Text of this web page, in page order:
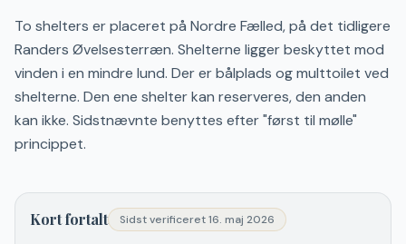
To shelters er placeret på Nordre Fælled, på det tidligere
Randers Øvelsesterræn. Shelterne ligger beskyttet mod
vinden i en mindre lund. Der er bålplads og multtoilet ved
shelterne. Den ene shelter kan reserveres, den anden
kan ikke. Sidstnævnte benyttes efter "først til mølle"
princippet.
Kort fortalt Sidst verificeret16. maj 2026